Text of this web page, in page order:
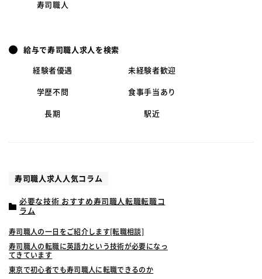
寿司職人
給与で寿司職人求人を検索
経験者優遇 未経験者歓迎
学歴不問 食事手当あり
長期 駅近
寿司職人求人人気コラム
必要な技術 おすすめ寿司職人転職転職コ
ラム
寿司職人の一日をご紹介します[転職相談]
寿司職人の転職に英語力という技術が必要になっ
てきています
東京で初心者でも寿司職人に転職できるのか